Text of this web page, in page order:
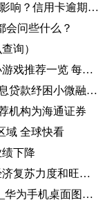
讯息：信用卡逾期被起诉对孩子有什么影响？信用卡逾期后被起诉会坐牢吗？|当前关注
会问些什么？
询）
最好玩的微信小程序游戏 好玩的微信小游戏推荐一览 每日观点
滴滴金融启动“滴灌计划”，投入亿元低息贷款纾困小微融资难
机构为海通证券
域 全球快看
下降
广发证券：白酒或迎新一轮牛市 关注经济复苏力度和旺季动销
华为手机桌面图标不见了怎么恢复正常_华为手机桌面图标不见了怎么办